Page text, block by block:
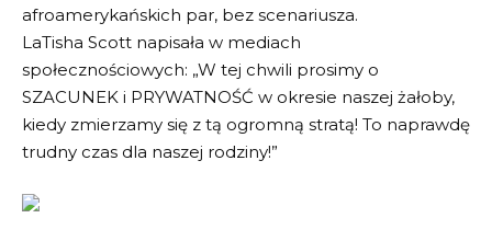
afroamerykańskich par, bez scenariusza.
LaTisha Scott napisała w mediach
społecznościowych: „W tej chwili prosimy o
SZACUNEK i PRYWATNOŚĆ w okresie naszej żałoby,
kiedy zmierzamy się z tą ogromną stratą! To naprawdę
trudny czas dla naszej rodziny!”